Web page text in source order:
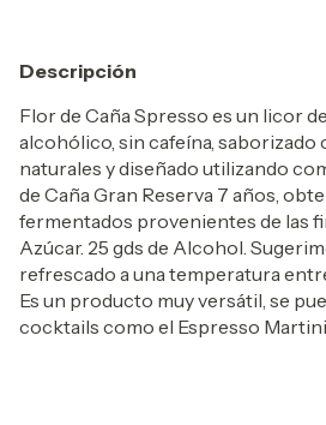
Descripción
Flor de Caña Spresso es un licor
alcohólico, sin cafeína,
naturales y diseñado utilizando
de Caña Gran Reserva 7 años,
fermentados provenientes de las
Azúcar. 25 gds de Alcohol.
refrescado a una temperatura
Es un producto muy versátil, se
cocktails como el Espresso Martini.